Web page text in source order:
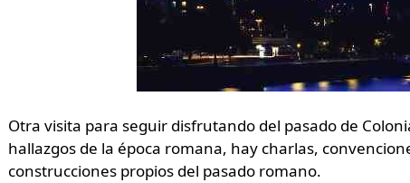
Otra visita para seguir disfrutando del pasado de
hallazgos de la época romana, hay charlas,
construcciones propios del pasado romano.